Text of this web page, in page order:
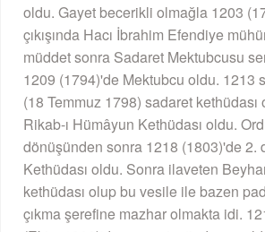
oldu. Gayet becerikli olmağla 1203
çıkışında Hacı İbrahim Efendiye
müddet sonra Sadaret Mektubcusu
1209 (1794)'de Mektubcu oldu. 1213
(18 Temmuz 1798) sadaret
Rikab-ı Hümâyun Kethüdası oldu.
dönüşünden sonra 1218 (1803)'de 2.
Kethüdası oldu. Sonra ilaveten
kethüdası olup bu vesile ile bazen
çıkma şerefine mazhar olmakta idi.